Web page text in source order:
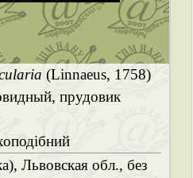
(Linnaeus, 1758)
прудовик
Львовская обл., без